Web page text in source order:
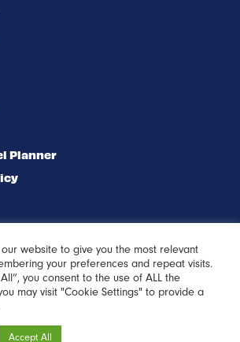
Planner
website to give you the most relevant
your preferences and repeat visits.
you consent to the use of ALL the
may visit "Cookie Settings" to provide a
Accept All